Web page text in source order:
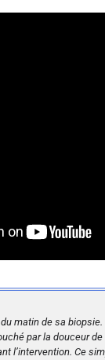
matin de sa
par la douceur de
l’intervention. Ce